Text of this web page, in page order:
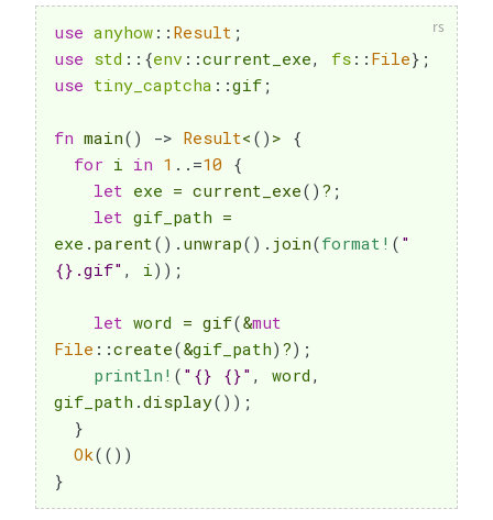
use anyhow :: Result ;
use std :: {env ::current_exe, fs :: File} ;
use tiny_captcha ::gif ;
fn main( ) -> Result< ( ) > {
for i in 1 ..=10 {
let exe = current_exe( ) ? ;
let gif_path =
exe . parent( ) . unwrap( ) . join(format! ( "
{}.gif" , i) ) ;
let word = gif(&mut
File ::create(&gif_path) ?) ;
println! ( "{} {}" , word ,
gif_path .display( ) ) ;
}
Ok( ( ) )
}